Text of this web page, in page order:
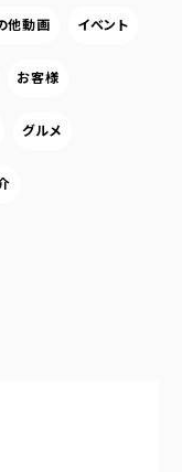
他動画 イベント
お客様
グルメ